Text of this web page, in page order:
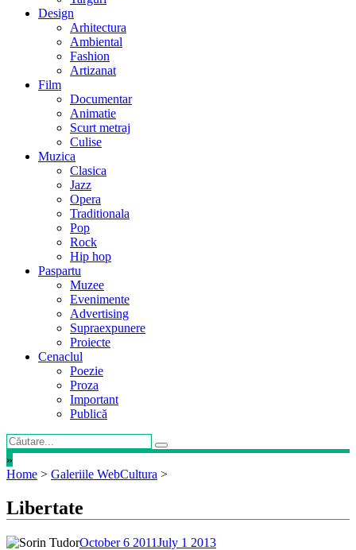
Design
Arhitectura
Ambiental
Fashion
Artizanat
Film
Documentar
Animatie
Scurt metraj
Culise
Muzica
Clasica
Jazz
Opera
Traditionala
Pop
Rock
Hip hop
Paspartu
Muzee
Evenimente
Advertising
Supraexpunere
Proiecte
Cenaclul
Poezie
Proza
Important
Publică
»
Home > Galeriile WebCultura >
Libertate
October 6 2011July 1 2013